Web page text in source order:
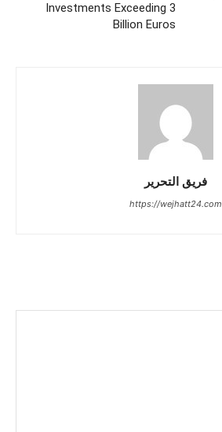
Investments Exceeding 3
Billion Euros
فريق التحرير
https://wejhatt24.com